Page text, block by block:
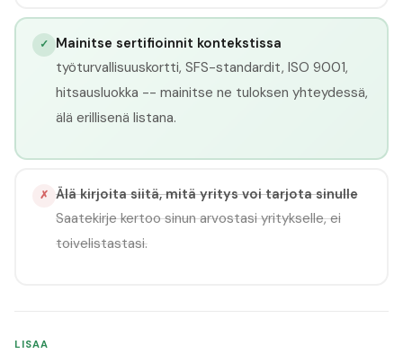
✓ Mainitse sertifioinnit kontekstissa
työturvallisuuskortti, SFS-standardit, ISO 9001,
hitsausluokka -- mainitse ne tuloksen yhteydessä,
älä erillisenä listana.
✗ Älä kirjoita siitä, mitä yritys voi tarjota sinulle
Saatekirje kertoo sinun arvostasi yritykselle, ei
toivelistastasi.
LISAA